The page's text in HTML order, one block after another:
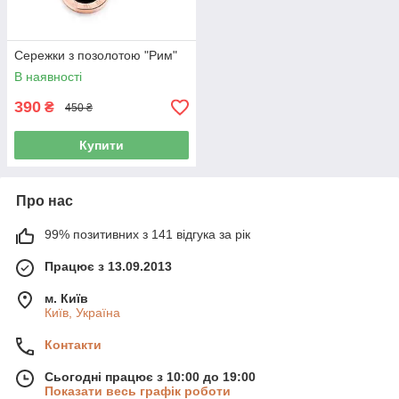
Сережки з позолотою "Рим"
В наявності
390 ₴ 450 ₴
Купити
Про нас
99% позитивних з 141 відгука за рік
Працює з 13.09.2013
м. Київ
Київ, Україна
Контакти
Сьогодні працює з 10:00 до 19:00
Показати весь графік роботи